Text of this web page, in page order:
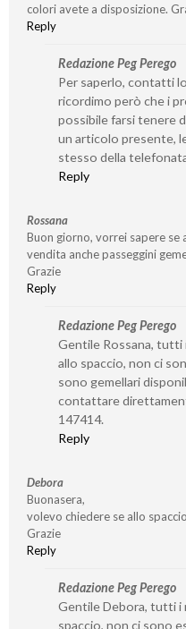
colori avete a disposizione.
Reply
Redazione Peg Perego
Per saperlo, contatti
ricordimo però che i
possibile farsi tenere
un articolo presente,
stesso della
Reply
Rossana
Buon giorno, vorrei sapere se
vendita anche passeggini
Grazie
Reply
Redazione Peg Perego
Gentile Rossana,
allo spaccio, non ci
sono gemellari
contattare
147414.
Reply
Debora
Buonasera,
volevo chiedere se allo
Grazie
Reply
Redazione Peg Perego
Gentile Debora, tutti
spaccio, non ci sono